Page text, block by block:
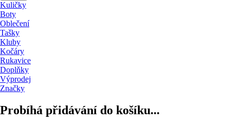
Kuličky
Boty
Oblečení
Tašky
Kluby
Kočáry
Rukavice
Doplňky
Výprodej
Značky
Probíhá přidávání do košíku...